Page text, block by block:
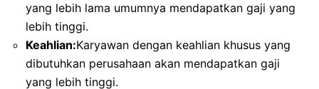
yang lebih lama umumnya mendapatkan gaji yang
lebih tinggi.
Keahlian:Karyawan dengan keahlian khusus yang
dibutuhkan perusahaan akan mendapatkan gaji
yang lebih tinggi.